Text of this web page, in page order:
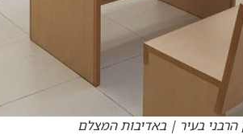
הרבני בעיר | באדיבות המצלם